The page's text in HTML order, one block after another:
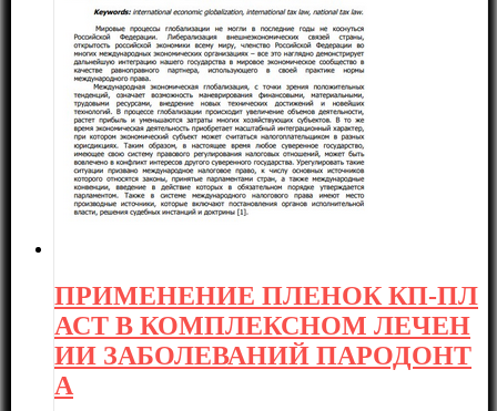
ПРИМЕНЕНИЕ ПЛЕНОК КП-ПЛ
АСТ В КОМПЛЕКСНОМ ЛЕЧЕН
ИИ ЗАБОЛЕВАНИЙ ПАРОДОНТ
А